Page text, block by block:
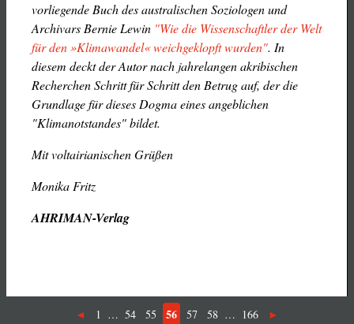
vorliegende Buch des australischen Soziologen und
Archivars Bernie Lewin "Wie die Wissenschaftler der Welt
für den »Klimawandel« weichgeklopft wurden". In
diesem deckt der Autor nach jahrelangen akribischen
Recherchen Schritt für Schritt den Betrug auf, der die
Grundlage für dieses Dogma eines angeblichen
"Klimanotstandes" bildet.
Mit voltairianischen Grüßen
Monika Fritz
AHRIMAN-Verlag
1 … 54 55 56 57 58 … 166